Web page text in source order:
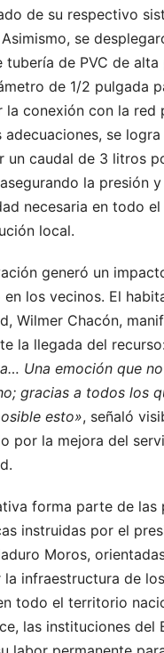
de su respectivo
se
tubería de PVC de alta
de 1/2 pulgada
la conexión con la red
adecuaciones, se logra
un caudal de 3 litros
la presión y
necesaria en todo el
local.
generó un
en los vecinos. El
Wilmer Chacón,
la llegada del
Una emoción que
gracias a todos los
esto», señaló
por la mejora del
forma parte de las
instruidas por el
Moros,
infraestructura de
todo el territorio
las instituciones del